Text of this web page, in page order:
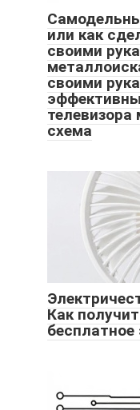
или как
своими
своими
телевизора
схема
Как
бесплатное